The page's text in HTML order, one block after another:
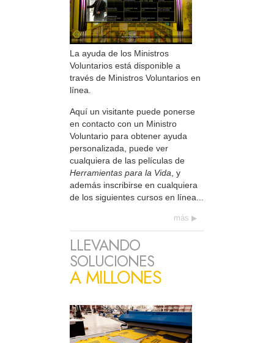
La ayuda de los Ministros
Voluntarios está disponible a
través de Ministros Voluntarios en
línea.
Aquí un visitante puede ponerse
en contacto con un Ministro
Voluntario para obtener ayuda
personalizada, puede ver
cualquiera de las películas de
Herramientas para la Vida , y
además inscribirse en cualquiera
de los siguientes cursos en línea...
más
LLEVANDO
SOLUCIONES
A MILLONES